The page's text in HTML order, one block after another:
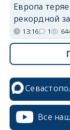
Европа
рекордной
13:16 1
Все